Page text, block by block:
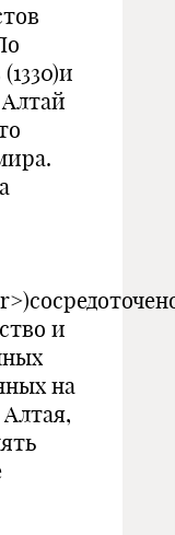
и
на